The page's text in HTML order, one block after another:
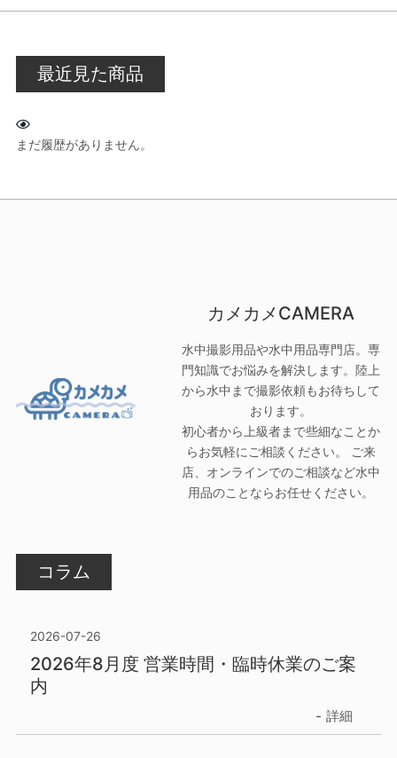
最近見た商品
まだ履歴がありません。
カメカメCAMERA
水中撮影用品や水中用品専門店。専
門知識でお悩みを解決します。陸上
から水中まで撮影依頼もお待ちして
おります。
初心者から上級者まで些細なことか
らお気軽にご相談ください。 ご来
店、オンラインでのご相談など水中
用品のことならお任せください。
コラム
2026-07-26
2026年8月度 営業時間・臨時休業のご案
内
詳細